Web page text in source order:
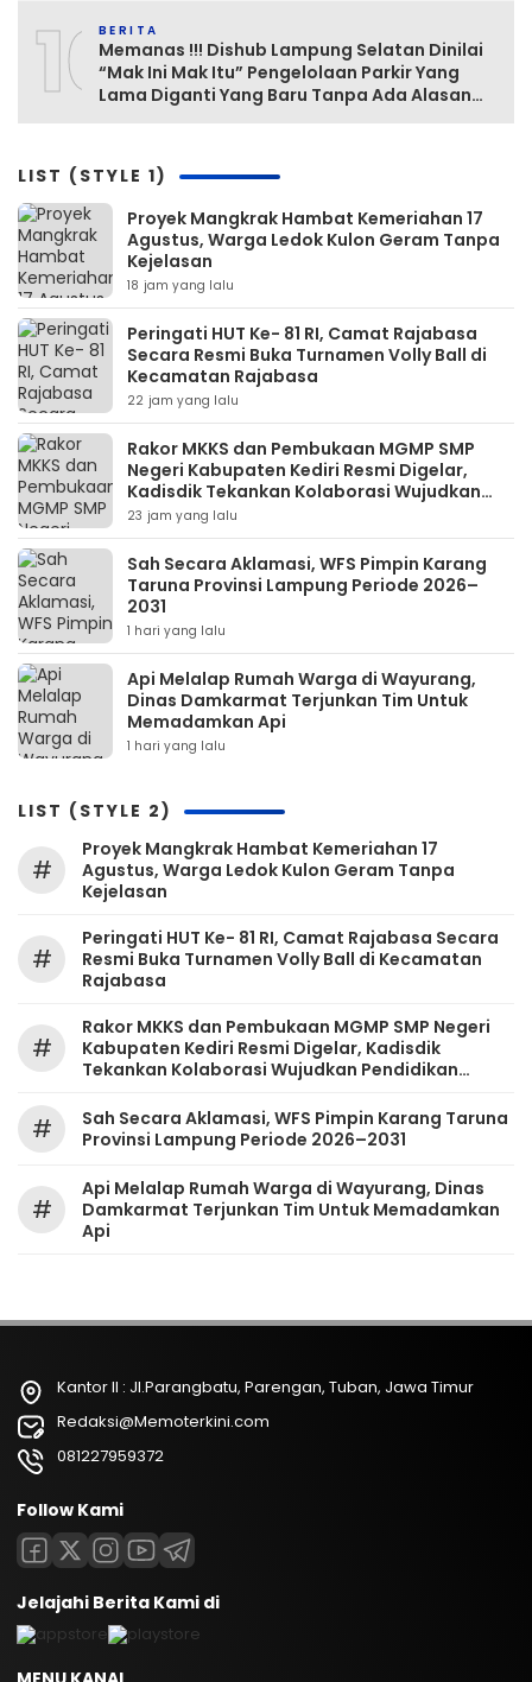
10BERITA
Memanas !!! Dishub Lampung Selatan Dinilai
“Mak Ini Mak Itu” Pengelolaan Parkir Yang
Lama Diganti Yang Baru Tanpa Ada Alasan
LIST (STYLE 1)
‎Proyek Mangkrak Hambat Kemeriahan 17
Agustus, Warga Ledok Kulon Geram Tanpa
Kejelasan
18 jam yang lalu
Peringati HUT Ke- 81 RI, Camat Rajabasa
Secara Resmi Buka Turnamen Volly Ball di
Kecamatan Rajabasa
22 jam yang lalu
Rakor MKKS dan Pembukaan MGMP SMP
Negeri Kabupaten Kediri Resmi Digelar,
Kadisdik Tekankan Kolaborasi Wujudkan
Pendidikan Bermutu
23 jam yang lalu
Sah Secara Aklamasi, WFS Pimpin Karang
Taruna Provinsi Lampung Periode 2026–
2031
1 hari yang lalu
Api Melalap Rumah Warga di Wayurang,
Dinas Damkarmat Terjunkan Tim Untuk
Memadamkan Api
1 hari yang lalu
LIST (STYLE 2)
#
‎Proyek Mangkrak Hambat Kemeriahan 17
Agustus, Warga Ledok Kulon Geram Tanpa
Kejelasan
#
Peringati HUT Ke- 81 RI, Camat Rajabasa Secara
Resmi Buka Turnamen Volly Ball di Kecamatan
Rajabasa
#
Rakor MKKS dan Pembukaan MGMP SMP Negeri
Kabupaten Kediri Resmi Digelar, Kadisdik
Tekankan Kolaborasi Wujudkan Pendidikan
#
Sah Secara Aklamasi, WFS Pimpin Karang Taruna
Provinsi Lampung Periode 2026–2031
#
Api Melalap Rumah Warga di Wayurang, Dinas
Damkarmat Terjunkan Tim Untuk Memadamkan
Api
Kantor II : Jl.Parangbatu, Parengan, Tuban, Jawa Timur
Redaksi@Memoterkini.com
081227959372
Follow Kami
Jelajahi Berita Kami di